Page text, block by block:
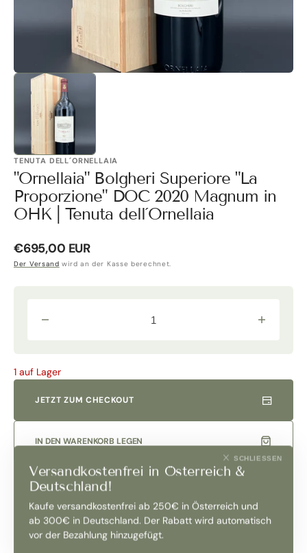
Versandkostenfrei in Österreich &
Deutschland!
Kaufe versandkostenfrei ab 250€ in Österreich und
ab 300€ in Deutschland. Der Rabatt wird automatisch
vor der Bezahlung hinzugefügt.
SCHLIESSEN
TENUTA DELL´ORNELLAIA
"Ornellaia" Bolgheri Superiore "La
Proporzione" DOC 2020 Magnum in
OHK | Tenuta dell´Ornellaia
Normaler
Preis
€695,00 EUR
Der Versand wird an der Kasse berechnet.
Verringere
Bolgheri
&quot;La
Proporzione&quot;
Magnum
in
|
Tenuta
dell
Erhöhe
&quot;La
Magnum
in
OHK
1 auf Lager
JETZT ZUM CHECKOUT
IN DEN WARENKORB LEGEN
Produktbeschreibung
Jahrgang 2020